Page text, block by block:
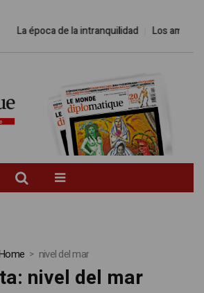
La época de la intranquilidad Los amos
nivel del mar
nivel del mar